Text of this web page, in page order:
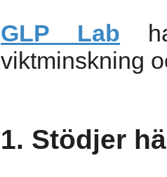
GLP Lab
viktminskning
1. Stödjer